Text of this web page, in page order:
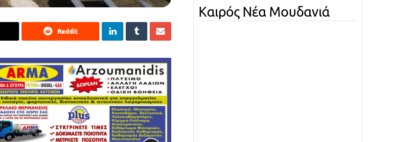
Reddit
Καιρός Νέα Μουδανιά